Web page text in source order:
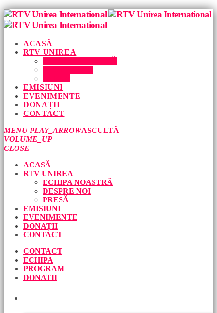
ACASĂ
RTV UNIREA
EMISIUNI
EVENIMENTE
DONAȚII
CONTACT
MENU PLAY_ARROWASCULTĂ
VOLUME_UP
CLOSE
ACASĂ
RTV UNIREA
ECHIPA NOASTRĂ
DESPRE NOI
PRESĂ
EMISIUNI
EVENIMENTE
DONAȚII
CONTACT
CONTACT
ECHIPA
PROGRAM
DONATII